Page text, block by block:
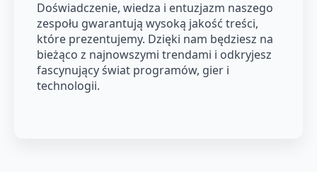
Doświadczenie, wiedza i entuzjazm naszego
zespołu gwarantują wysoką jakość treści,
które prezentujemy. Dzięki nam będziesz na
bieżąco z najnowszymi trendami i odkryjesz
fascynujący świat programów, gier i
technologii.